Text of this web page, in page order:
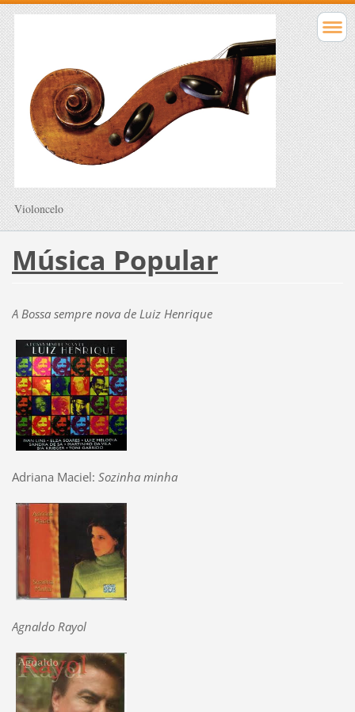
Violoncelo
Música Popular
A Bossa sempre nova de Luiz Henrique
Adriana Maciel: Sozinha minha
Agnaldo Rayol